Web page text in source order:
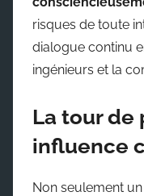
risques de toute
dialogue continu
ingénieurs et la
La tour de
influence
Non seulement